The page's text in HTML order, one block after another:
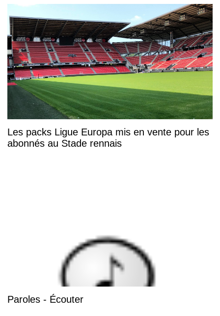
Les packs Ligue Europa mis en vente pour les
abonnés au Stade rennais
Paroles - Écouter